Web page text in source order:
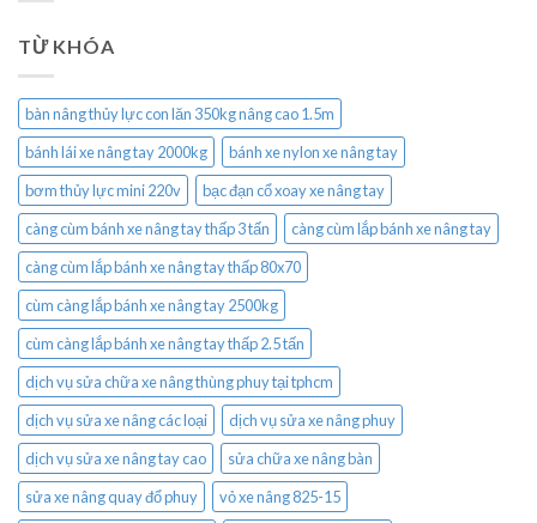
TỪ KHÓA
bàn nâng thủy lực con lăn 350kg nâng cao 1.5m
bánh lái xe nâng tay 2000kg
bánh xe nylon xe nâng tay
bơm thủy lực mini 220v
bạc đạn cổ xoay xe nâng tay
càng cùm bánh xe nâng tay thấp 3 tấn
càng cùm lắp bánh xe nâng tay
càng cùm lắp bánh xe nâng tay thấp 80x70
cùm càng lắp bánh xe nâng tay 2500kg
cùm càng lắp bánh xe nâng tay thấp 2.5 tấn
dịch vụ sửa chữa xe nâng thùng phuy tại tphcm
dịch vụ sửa xe nâng các loại
dịch vụ sửa xe nâng phuy
dịch vụ sửa xe nâng tay cao
sửa chữa xe nâng bàn
sửa xe nâng quay đổ phuy
vỏ xe nâng 825-15